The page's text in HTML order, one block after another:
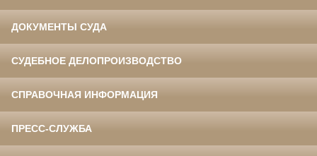
ДОКУМЕНТЫ СУДА
СУДЕБНОЕ ДЕЛОПРОИЗВОДСТВО
СПРАВОЧНАЯ ИНФОРМАЦИЯ
ПРЕСС-СЛУЖБА